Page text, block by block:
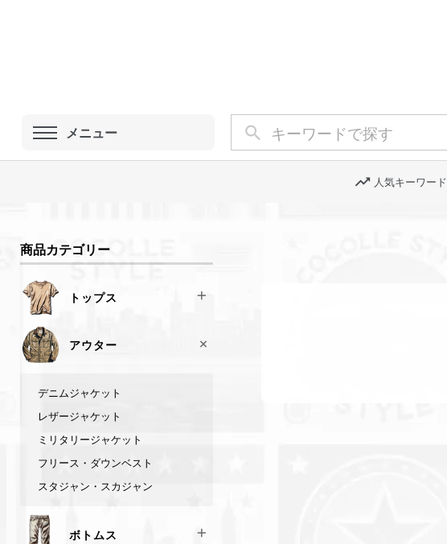
メニュー
人気キーワード
商品カテゴリー
トップス
Tシャツ
スウェット
アウター
デニムジャケット
レザージャケット
ミリタリージャケット
フリース・ダウンベスト
スタジャン・スカジャン
ボトムス